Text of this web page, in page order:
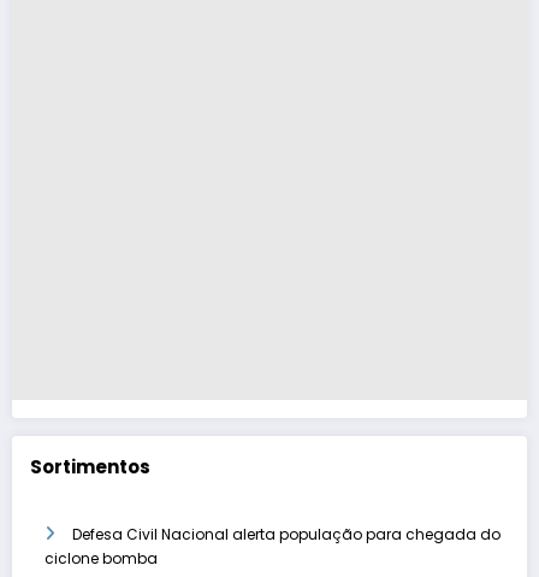
Sortimentos
Defesa Civil Nacional alerta população para chegada do
ciclone bomba